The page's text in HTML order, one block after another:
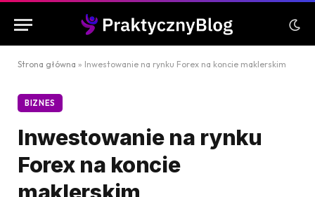
Strona główna » Inwestowanie na rynku Forex na koncie maklerskim
BIZNES
Inwestowanie na rynku
Forex na koncie